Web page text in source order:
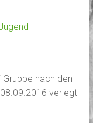
nach den
verlegt